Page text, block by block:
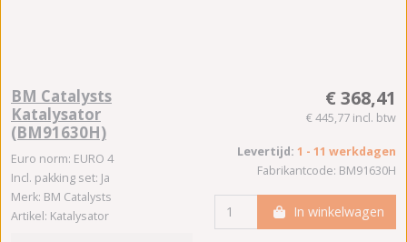
BM Catalysts
Katalysator
(BM91630H)
Euro norm: EURO 4
Incl. pakking set: Ja
Merk: BM Catalysts
Artikel: Katalysator
€ 368,41
€ 445,77 incl. btw
Levertijd: 1 - 11 werkdagen
Fabrikantcode: BM91630H
In winkelwagen